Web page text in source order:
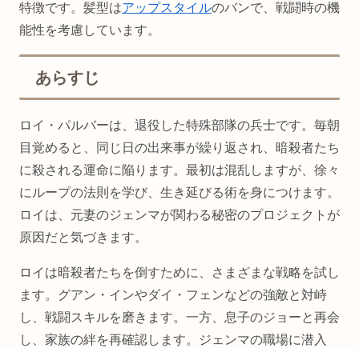
特徴です。髪型はアップスタイルのバンで、戦闘時の機
能性を考慮しています。
あらすじ
ロイ・パルバーは、退役した特殊部隊の兵士です。毎朝
目覚めると、同じ日の出来事が繰り返され、暗殺者たち
に殺される運命に陥ります。最初は混乱しますが、徐々
にループの法則を学び、生き延びる術を身につけます。
ロイは、元妻のジェンマが関わる秘密のプロジェクトが
原因だと気づきます。
ロイは暗殺者たちを倒すために、さまざまな戦略を試し
ます。グアン・インやダイ・フェンなどの強敵と対峙
し、戦闘スキルを磨きます。一方、息子のジョーと再会
し、家族の絆を再確認します。ジェンマの職場に潜入